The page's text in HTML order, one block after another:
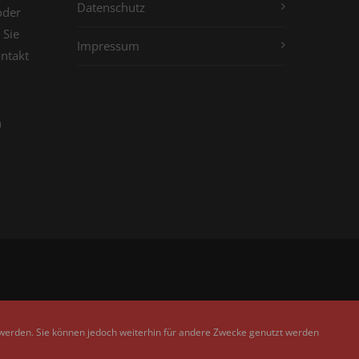
Datenschutz
Impressum
Sie können jedoch weiterhin für andere Zwecke genutzt werden